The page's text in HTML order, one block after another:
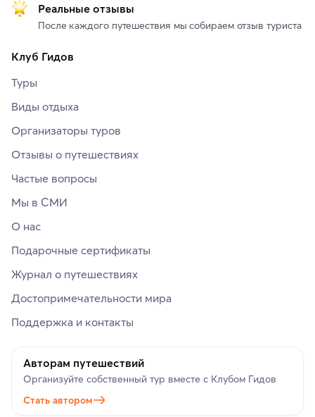
Реальные отзывы
После каждого путешествия мы собираем отзыв туриста
Клуб Гидов
Туры
Виды отдыха
Организаторы туров
Отзывы о путешествиях
Частые вопросы
Мы в СМИ
О нас
Подарочные сертификаты
Журнал о путешествиях
Достопримечательности мира
Поддержка и контакты
Авторам путешествий
Организуйте собственный тур вместе с Клубом Гидов
Стать автором